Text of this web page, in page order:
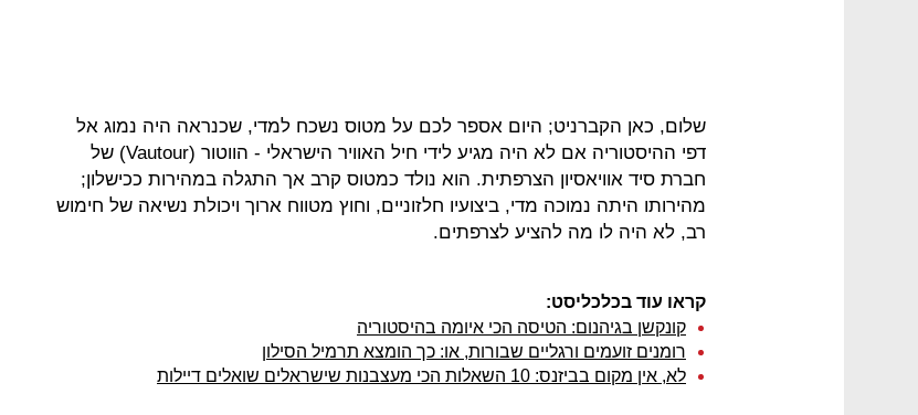
שלום, כאן הקברניט; היום אספר לכם על מטוס נשכח למדי, שכנראה היה נמוג אל
דפי ההיסטוריה אם לא היה מגיע לידי חיל האוויר הישראלי - הווטור (Vautour) של
חברת סיד אוויאסיון הצרפתית. הוא נולד כמטוס קרב אך התגלה במהירות ככישלון;
מהירותו היתה נמוכה מדי, ביצועיו חלזוניים, וחוץ מטווח ארוך ויכולת נשיאה של חימוש
רב, לא היה לו מה להציע לצרפתים.
קראו עוד בכלכליסט:
קונקשן בגיהנום: הטיסה הכי איומה בהיסטוריה
רומנים זועמים ורגליים שבורות, או: כך הומצא תרמיל הסילון
לא, אין מקום בביזנס: 10 השאלות הכי מעצבנות שישראלים שואלים דיילות